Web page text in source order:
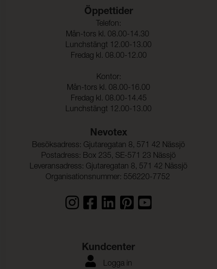
Öppettider
Telefon:
Mån-tors kl. 08.00-14.30
Lunchstängt 12.00-13.00
Fredag kl. 08.00-12.00
Kontor:
Mån-tors kl. 08.00-16.00
Fredag kl. 08.00-14.45
Lunchstängt 12.00-13.00
Nevotex
Besöksadress: Gjutaregatan 8, 571 42 Nässjö
Postadress: Box 235, SE-571 23 Nässjö
Leveransadress: Gjutaregatan 8, 571 42 Nässjö
Organisationsnummer: 556220-7752
Kundcenter
Logga in